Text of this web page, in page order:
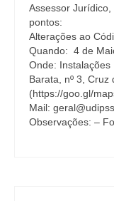
Assessor
pontos:
Alterações ao
Quando: 4 de
Onde:
Barata, nº 3, Cruz
(https://goo.gl/
Mail:
Observações: –